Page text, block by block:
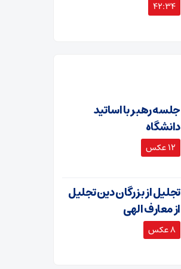
42:34
جلسه رهبر با اساتید
دانشگاه
12 عکس
تجلیل از بزرگان دین تجلیل
از معارف الهی
8 عکس